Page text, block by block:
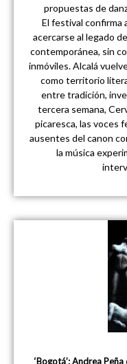
propuestas de
El festival confirma
acercarse al legado
contemporánea, sin
inmóviles. Alcalá
como territorio
entre tradición,
tercera semana,
picaresca, las voces
ausentes del canon
la música
‘Bogotá’: Andrea